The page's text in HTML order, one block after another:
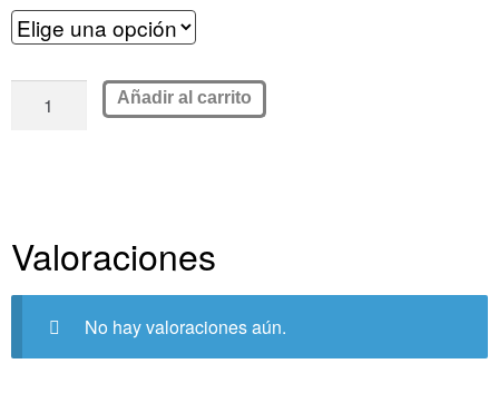
Añadir al carrito
Valoraciones
No hay valoraciones aún.